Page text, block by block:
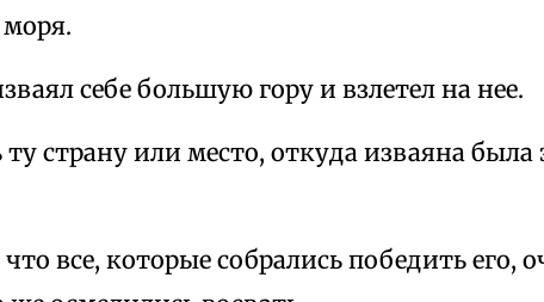
себе большую гору и взлетел на нее.
ту страну или место, откуда изваяна была
что все, которые собрались победить его,